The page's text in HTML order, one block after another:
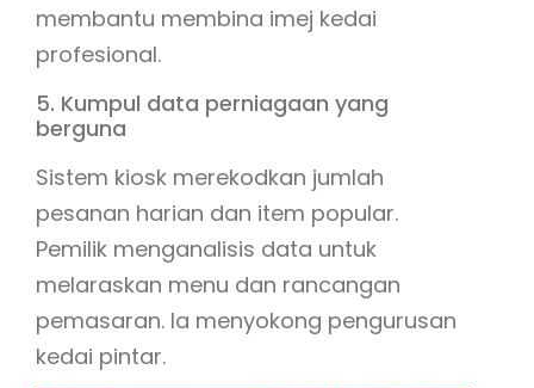
membantu membina imej kedai
profesional.
5. Kumpul data perniagaan yang
berguna
Sistem kiosk merekodkan jumlah
pesanan harian dan item popular.
Pemilik menganalisis data untuk
melaraskan menu dan rancangan
pemasaran. Ia menyokong pengurusan
kedai pintar.